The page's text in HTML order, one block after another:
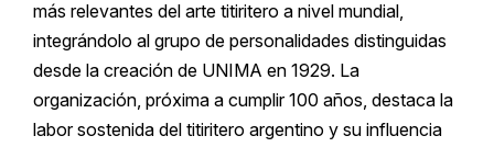
más relevantes del arte titiritero a nivel mundial,
integrándolo al grupo de personalidades distinguidas
desde la creación de UNIMA en 1929. La
organización, próxima a cumplir 100 años, destaca la
labor sostenida del titiritero argentino y su influencia